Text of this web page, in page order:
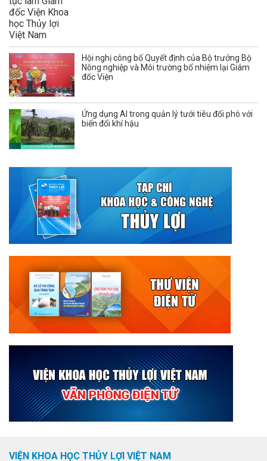
Hội nghị công bố Quyết định của Bộ trưởng Bộ
Nông nghiệp và Môi trường bổ nhiệm lại Giám
đốc Viện
Ứng dụng AI trong quản lý tưới tiêu đối phó với
biến đổi khí hậu
VIỆN KHOA HỌC THỦY LỢI VIỆT NAM